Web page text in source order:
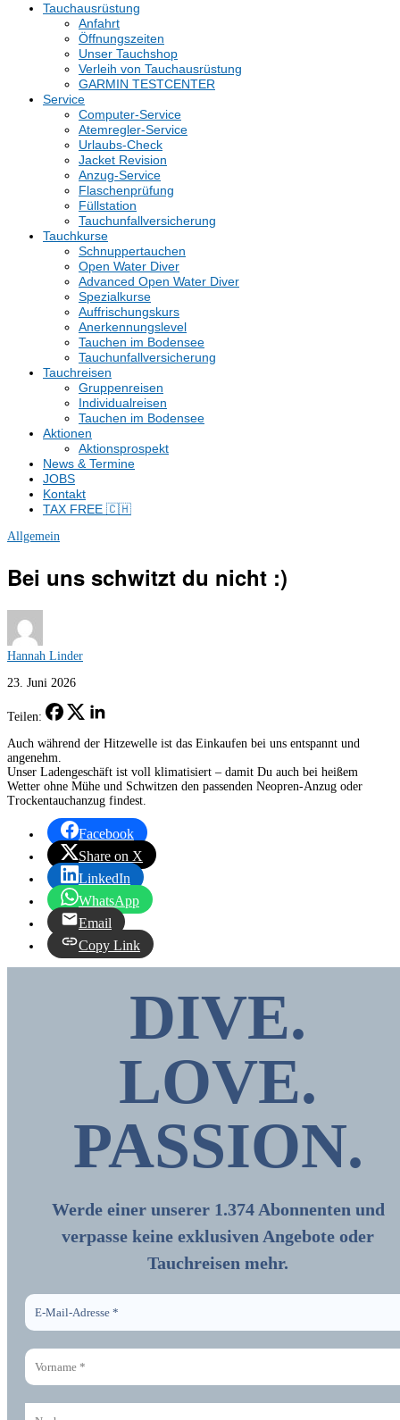
Tauchausrüstung
Anfahrt
Öffnungszeiten
Unser Tauchshop
Verleih von Tauchausrüstung
GARMIN TESTCENTER
Service
Computer-Service
Atemregler-Service
Urlaubs-Check
Jacket Revision
Anzug-Service
Flaschenprüfung
Füllstation
Tauchunfallversicherung
Tauchkurse
Schnuppertauchen
Open Water Diver
Advanced Open Water Diver
Spezialkurse
Auffrischungskurs
Anerkennungslevel
Tauchen im Bodensee
Tauchunfallversicherung
Tauchreisen
Gruppenreisen
Individualreisen
Tauchen im Bodensee
Aktionen
Aktionsprospekt
News & Termine
JOBS
Kontakt
TAX FREE 🇨🇭
Allgemein
Bei uns schwitzt du nicht :)
Hannah Linder
23. Juni 2026
Teilen:
Auch während der Hitzewelle ist das Einkaufen bei uns entspannt und
angenehm.
Unser Ladengeschäft ist voll klimatisiert – damit Du auch bei heißem
Wetter ohne Mühe und Schwitzen den passenden Neopren-Anzug oder
Trockentauchanzug findest.
Facebook
Share on X
LinkedIn
WhatsApp
Email
Copy Link
DIVE.
LOVE.
PASSION.
Werde einer unserer 1.374 Abonnenten und
verpasse keine exklusiven Angebote oder
Tauchreisen mehr.